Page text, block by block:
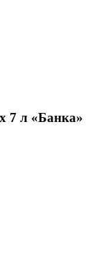
7 л «Банка»